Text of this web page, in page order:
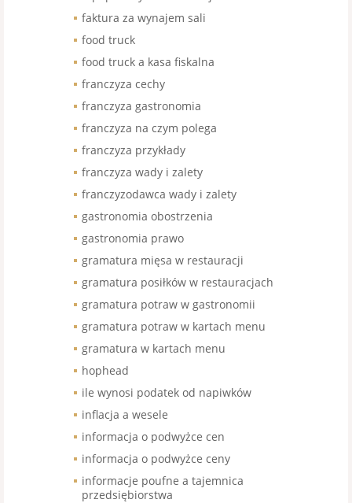
faktura za wynajem sali
food truck
food truck a kasa fiskalna
franczyza cechy
franczyza gastronomia
franczyza na czym polega
franczyza przykłady
franczyza wady i zalety
franczyzodawca wady i zalety
gastronomia obostrzenia
gastronomia prawo
gramatura mięsa w restauracji
gramatura posiłków w restauracjach
gramatura potraw w gastronomii
gramatura potraw w kartach menu
gramatura w kartach menu
hophead
ile wynosi podatek od napiwków
inflacja a wesele
informacja o podwyżce cen
informacja o podwyżce ceny
informacje poufne a tajemnica
przedsiębiorstwa